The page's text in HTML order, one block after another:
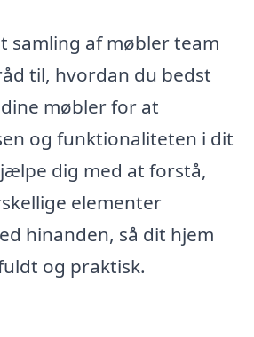
samling af møbler team
til, hvordan du bedst
møbler for at
og funktionaliteten i dit
dig med at forstå,
elementer
hinanden, så dit hjem
og praktisk.